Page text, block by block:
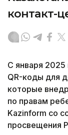
контакт-
С января
QR-коды для
которые
по правам
Kazinform со
просвещения